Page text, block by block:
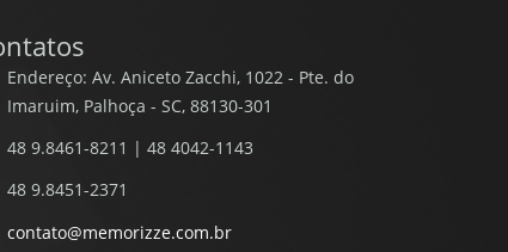
Endereço: Av. Aniceto Zacchi, 1022 - Pte. do
Imaruim, Palhoça - SC, 88130-301
48 9.8461-8211 | 48 4042-1143
48 9.8451-2371
contato@memorizze.com.br